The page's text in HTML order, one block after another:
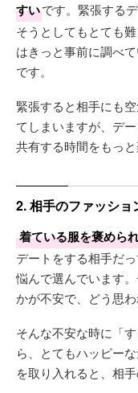
すいです。緊張する
そうとしてもとても
はきっと事前に調べ
です。
緊張すると相手にも
てしまいますが、デ
共有する時間をもっ
2. 相手のファッショ
着ている服を褒めら
デートをする相手だ
悩んで選んでいます
かが不安で、どう思
そんな不安な時に「
ら、とてもハッピー
を取り入れると、相